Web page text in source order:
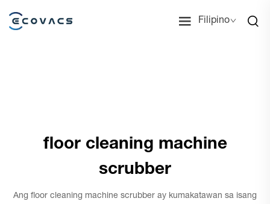
Filipino
floor cleaning machine
scrubber
Ang floor cleaning machine scrubber ay kumakatawan sa isang